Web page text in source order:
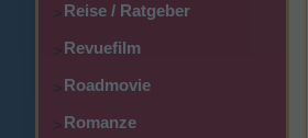
>Reise / Ratgeber
>Revuefilm
>Roadmovie
>Romanze